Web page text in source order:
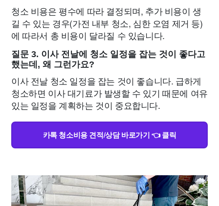
청소 비용은 평수에 따라 결정되며, 추가 비용이 생
길 수 있는 경우(가전 내부 청소, 심한 오염 제거 등)
에 따라서 총 비용이 달라질 수 있습니다.
질문 3. 이사 전날에 청소 일정을 잡는 것이 좋다고
했는데, 왜 그런가요?
이사 전날 청소 일정을 잡는 것이 좋습니다. 급하게
청소하면 이사 대기료가 발생할 수 있기 때문에 여유
있는 일정을 계획하는 것이 중요합니다.
카톡 청소비용 견적/상담 바로가기 👈 클릭